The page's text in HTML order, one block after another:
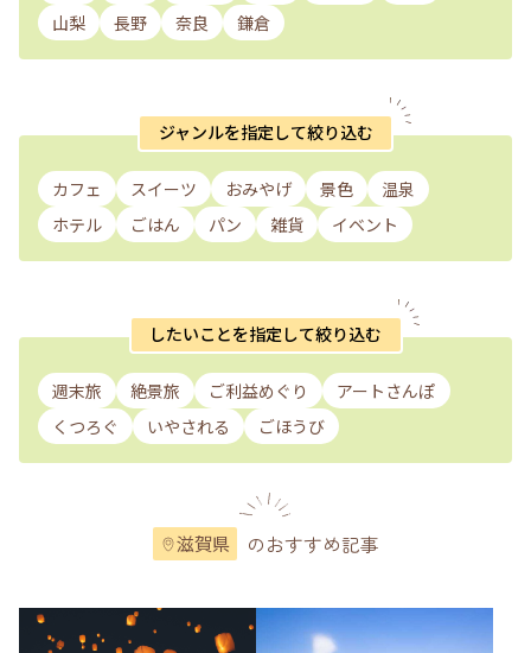
山梨
長野 奈良 鎌倉
ジャンルを指定して絞り込む
カフェ スイーツ おみやげ 景色
温泉
ホテル
ごはん パン 雑貨 イベント
したいことを指定して絞り込む
週末旅 絶景旅 ご利益めぐり
アートさんぽ
くつろぐ
いやされる ごほうび
滋賀県 のおすすめ記事